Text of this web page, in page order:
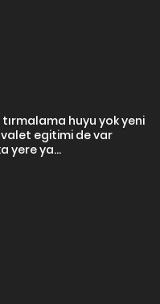
huyu yok yeni
egitimi de var
yere ya...